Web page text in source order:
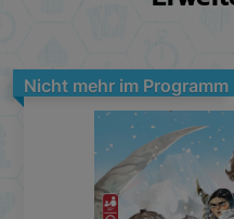
Nicht mehr im Programm